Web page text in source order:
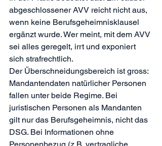
abgeschlossener AVV reicht nicht aus,
wenn keine Berufsgeheimnisklausel
ergänzt wurde. Wer meint, mit dem AVV
sei alles geregelt, irrt und exponiert
sich strafrechtlich.
Der Überschneidungsbereich ist gross:
Mandantendaten natürlicher Personen
fallen unter beide Regime. Bei
juristischen Personen als Mandanten
gilt nur das Berufsgeheimnis, nicht das
DSG. Bei Informationen ohne